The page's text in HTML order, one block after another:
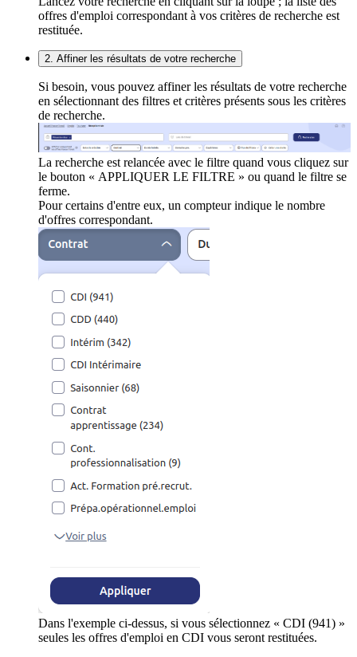
offres d'emploi correspondant à vos critères de recherche est
restituée.
2. Affiner les résultats de votre recherche
Si besoin, vous pouvez affiner les résultats de votre recherche
en sélectionnant des filtres et critères présents sous les critères
de recherche.
La recherche est relancée avec le filtre quand vous cliquez sur
le bouton « APPLIQUER LE FILTRE » ou quand le filtre se
ferme.
Pour certains d'entre eux, un compteur indique le nombre
d'offres correspondant.
Dans l'exemple ci-dessus, si vous sélectionnez « CDI (941) »
seules les offres d'emploi en CDI vous seront restituées.